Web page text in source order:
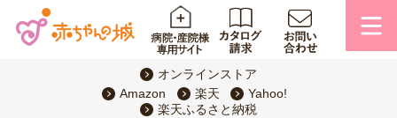
オンラインストア
Amazon
楽天
Yahoo!
楽天ふるさと納税